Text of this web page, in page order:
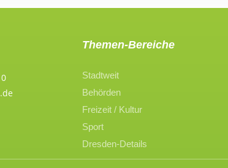
Themen-Bereiche
Stadtweit
Behörden
Freizeit / Kultur
Sport
Dresden-Details